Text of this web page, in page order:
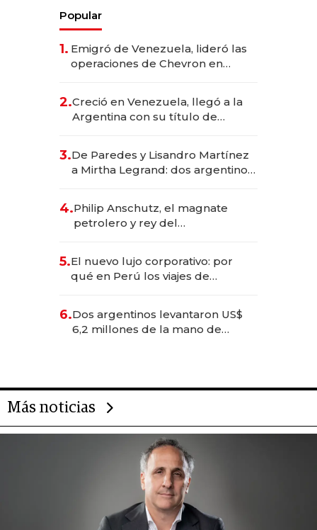
Popular
1. Emigró de Venezuela, lideró las
operaciones de Chevron en
2.Creció en Venezuela, llegó a la
Argentina con su título de
las marcas "fast premium"
3.De Paredes y Lisandro Martínez
a Mirtha Legrand: dos argentinos
4.Philip Anschutz, el magnate
petrolero y rey del
Fénix
5.El nuevo lujo corporativo: por
qué en Perú los viajes de
transformadoras
6.Dos argentinos levantaron US$
6,2 millones de la mano de
Más noticias